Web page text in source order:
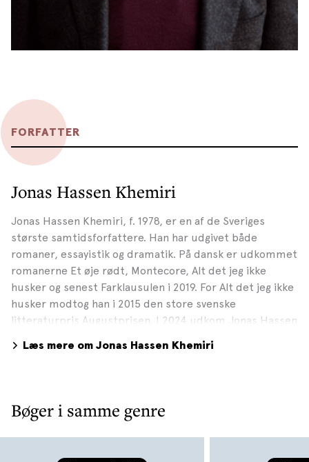
FORFATTER
Jonas Hassen Khemiri
Jonas Hassen Khemiri, f. 1978, er en af de Sveriges
største samtidsforfattere. Han har udgivet både
romaner, essayistik og dramatik. På dansk er udkommet
romanerne Et øje rødt, Montecore, Alt det jeg ikke
husker og senest Farklausulen i 2019. For Alt det jeg ikke
husker modtog han i 2015 den store svenske
litteraturpris Augustprisen. I 2024 udkom Jonas Hassen
nomineret til Augustprisen 2023. Foto: Max Burkhalter,
Læs mere om Jonas Hassen Khemiri
Bøger i samme genre